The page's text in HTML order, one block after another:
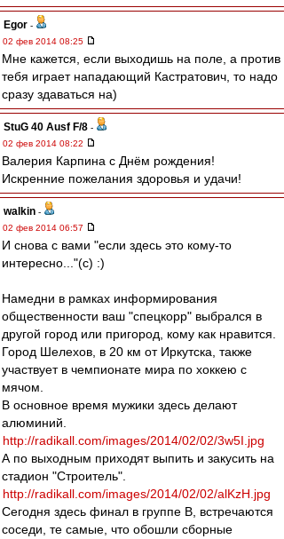
Egor -
02 фев 2014 08:25
Мне кажется, если выходишь на поле, а против
тебя играет нападающий Кастратович, то надо
сразу здаваться на)
StuG 40 Ausf F/8 -
02 фев 2014 08:22
Валерия Карпина с Днём рождения!
Искренние пожелания здоровья и удачи!
walkin -
02 фев 2014 06:57
И снова с вами "если здесь это кому-то
интересно..."(с) :)
Намедни в рамках информирования
общественности ваш "спецкорр" выбрался в
другой город или пригород, кому как нравится.
Город Шелехов, в 20 км от Иркутска, также
участвует в чемпионате мира по хоккею с
мячом.
В основное время мужики здесь делают
алюминий.
http://radikall.com/images/2014/02/02/3w5I.jpg
А по выходным приходят выпить и закусить на
стадион "Строитель".
http://radikall.com/images/2014/02/02/alKzH.jpg
Сегодня здесь финал в группе B, встречаются
соседи, те самые, что обошли сборные